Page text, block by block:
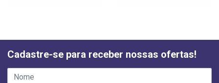
Cadastre-se para receber nossas ofertas!